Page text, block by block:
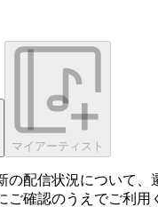
マイアーティスト
の配信状況について、
ご確認のうえでご利用